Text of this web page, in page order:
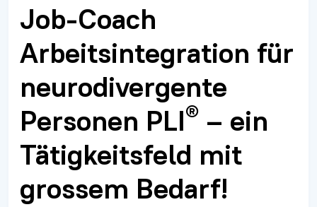
Job-Coach
Arbeitsintegration für
neurodivergente
Personen PLI® – ein
Tätigkeitsfeld mit
grossem Bedarf!